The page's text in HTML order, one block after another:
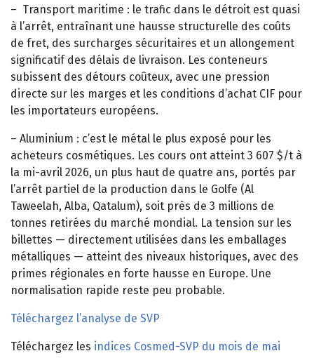
– Transport maritime : le trafic dans le détroit est quasi
à l’arrêt, entraînant une hausse structurelle des coûts
de fret, des surcharges sécuritaires et un allongement
significatif des délais de livraison. Les conteneurs
subissent des détours coûteux, avec une pression
directe sur les marges et les conditions d’achat CIF pour
les importateurs européens.
– Aluminium : c’est le métal le plus exposé pour les
acheteurs cosmétiques. Les cours ont atteint 3 607 $/t à
la mi-avril 2026, un plus haut de quatre ans, portés par
l’arrêt partiel de la production dans le Golfe (Al
Taweelah, Alba, Qatalum), soit près de 3 millions de
tonnes retirées du marché mondial. La tension sur les
billettes — directement utilisées dans les emballages
métalliques — atteint des niveaux historiques, avec des
primes régionales en forte hausse en Europe. Une
normalisation rapide reste peu probable.
Téléchargez l’analyse de SVP
Téléchargez les indices Cosmed-SVP du mois de mai